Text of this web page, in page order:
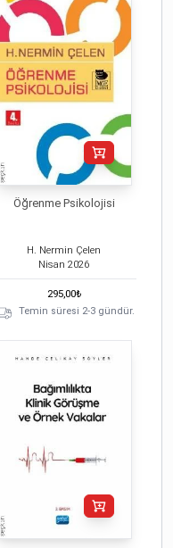
Öğrenme Psikolojisi
H. Nermin Çelen
Nisan 2026
295,00₺
Temin süresi 2-3 gündür.